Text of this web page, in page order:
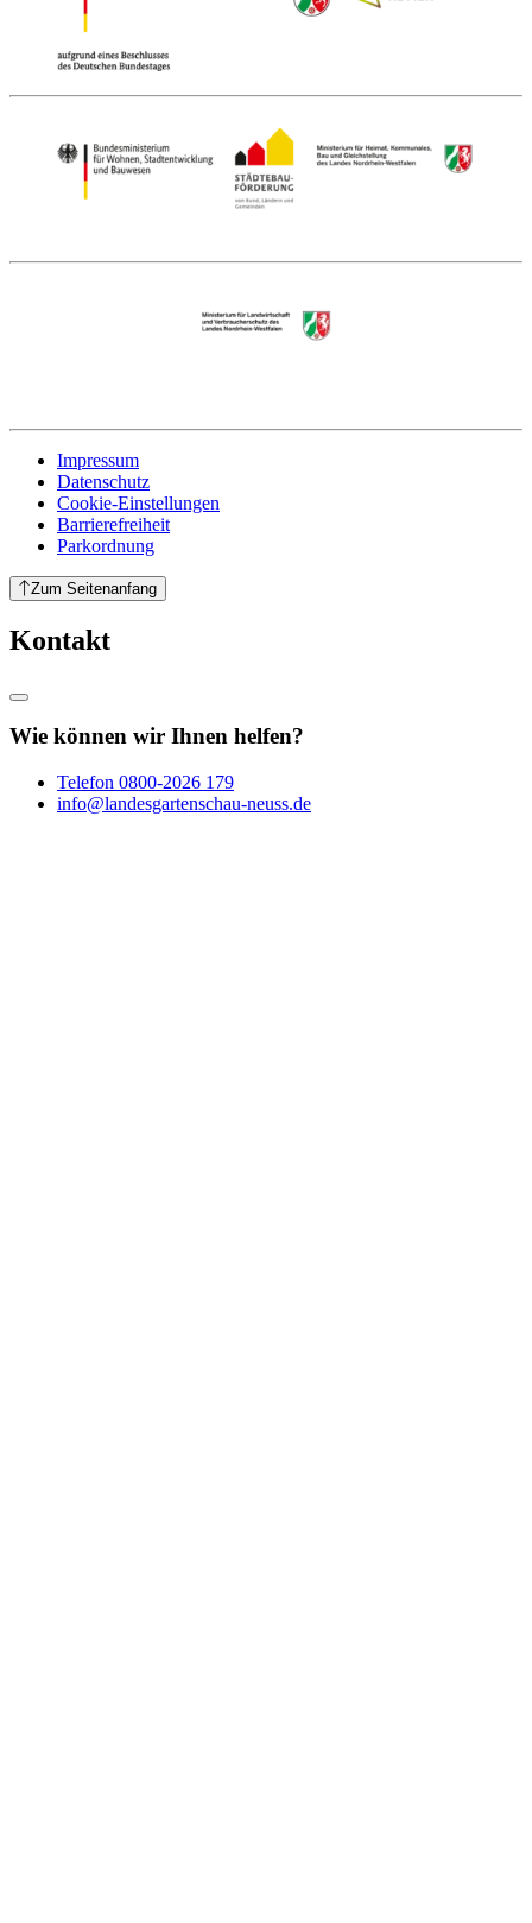
Impressum
Datenschutz
Cookie-Einstellungen
Barrierefreiheit
Parkordnung
Zum Seitenanfang
Kontakt
Wie können wir Ihnen helfen?
Telefon 0800-2026 179
info@landesgartenschau-neuss.de